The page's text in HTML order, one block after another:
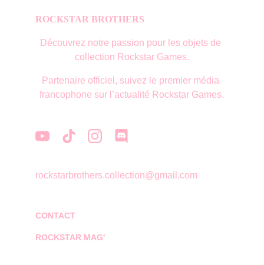
ROCKSTAR BROTHERS
Découvrez notre passion pour les objets de
collection Rockstar Games.
CONTACT
rockstarbrothers.collection@gmail.com
ROCKSTAR MAG'
Partenaire officiel, suivez le premier média
francophone sur l’actualité Rockstar Games.